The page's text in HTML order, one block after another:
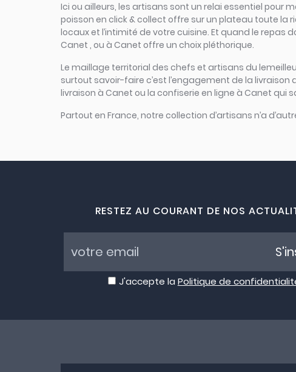
Ici ou ailleurs, les artisans sont un relai essentiel pour
poisson en click & collect offre sur un plateau toute la
locaux et l’intimité de votre cuisine. Et quand le
Canet , ou à Canet offre un choix pléthorique.
Le maillage territorial des chefs et artisans du
surtout savoir-faire c’est l’engagement de la
livraison à Canet ou la confiserie en ligne à Canet qui
Partout en France, notre collection d’artisans n’a
RESTEZ AU COURANT DE NOS
J'accepte la Politique de